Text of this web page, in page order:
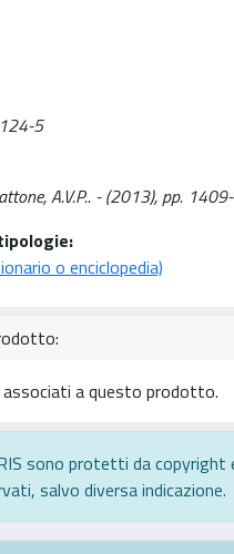
5
A.V.P.. - (2013), pp.
o enciclopedia)
a questo prodotto.
sono protetti da
salvo diversa indicazione.